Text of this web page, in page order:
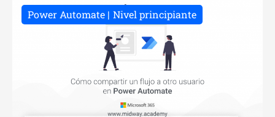
Power Automate Nivel principiante